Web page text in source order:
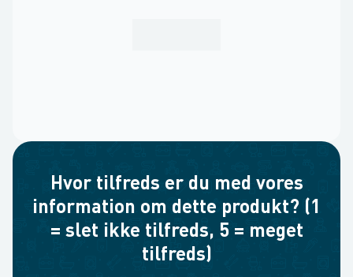
Hvor tilfreds er du med vores
information om dette produkt? (1
= slet ikke tilfreds, 5 = meget
tilfreds)